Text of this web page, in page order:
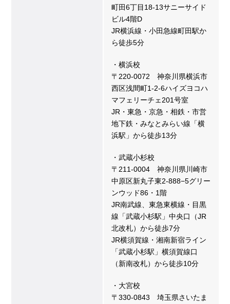
町田6丁目18-13サニーサイド
ビル4階D
JR横浜線・小田急線町田駅か
ら徒歩5分
・横浜校
〒220-0072 神奈川県横浜市
西区浅間町1-2-6ハイズヨコハ
マフェリーチェ201号室
JR・東急・京急・相鉄・市営
地下鉄・みなとみらい線「横
浜駅」から徒歩13分
・武蔵小杉校
〒211-0004 神奈川県川崎市
中原区新丸子東2-888−5グリー
ンウッド86・1階
JR南武線、東急東横線・目黒
線「武蔵小杉駅」中央口（JR
北改札）から徒歩7分
JR横須賀線・湘南新宿ライン
「武蔵小杉駅」横須賀線口
（新南改札）から徒歩10分
・大宮校
〒330-0843 埼玉県さいたま